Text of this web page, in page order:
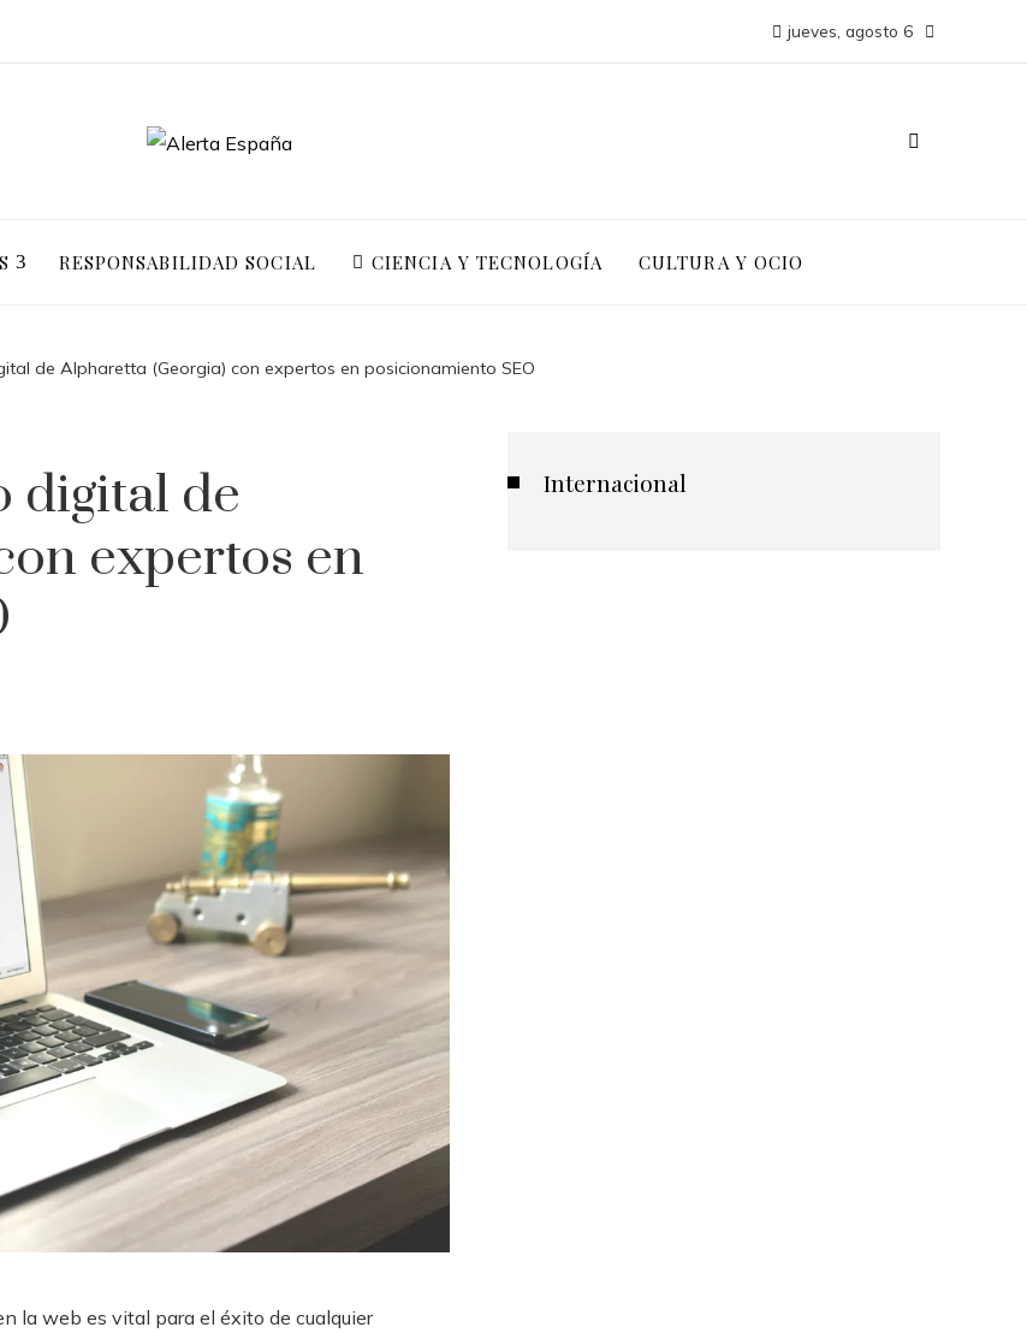
jueves, agosto 6
RESPONSABILIDAD SOCIAL CIENCIA Y TECNOLOGÍA CULTURA Y OCIO
de Alpharetta (Georgia) con expertos en posicionamiento SEO
digital de
expertos en
la web es vital para el éxito de cualquier
Internacional